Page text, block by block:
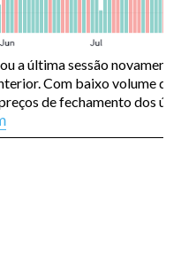
a última sessão
Com baixo volume
de fechamento dos